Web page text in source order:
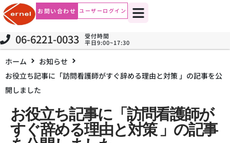
お問い合わせ ユーザーログイン
06-6221-0033
受付時間
平日9:00~17:30
ホーム
お知らせ
お役立ち記事に「訪問看護師がすぐ辞める理由と対策 」の記事を公
開しました
お役立ち記事に「訪問看護師が
すぐ辞める理由と対策 」の記事